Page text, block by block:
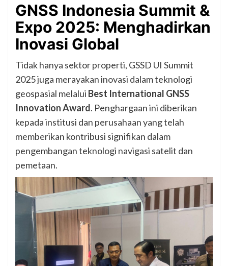
GNSS Indonesia Summit &
Expo 2025: Menghadirkan
Inovasi Global
Tidak hanya sektor properti, GSSD UI Summit
2025 juga merayakan inovasi dalam teknologi
geospasial melalui Best International GNSS
Innovation Award. Penghargaan ini diberikan
kepada institusi dan perusahaan yang telah
memberikan kontribusi signifikan dalam
pengembangan teknologi navigasi satelit dan
pemetaan.